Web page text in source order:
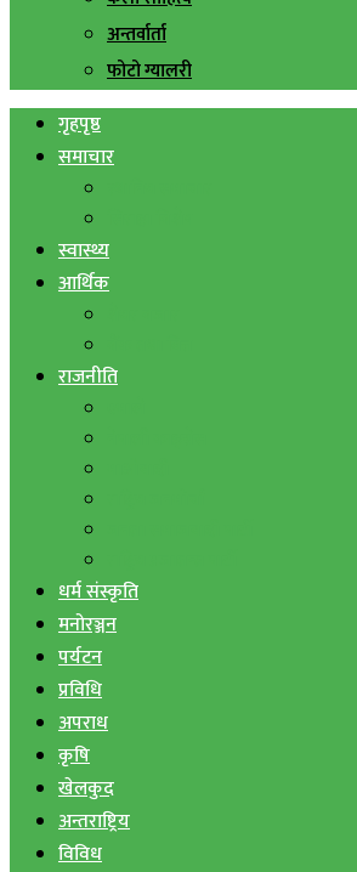
अन्तर्वार्ता
फोटो ग्यालरी
गृहपृष्ठ
समाचार
स्वास्थ्य
आर्थिक
राजनीति
धर्म संस्कृति
मनोरञ्जन
पर्यटन
प्रविधि
अपराध
कृषि
खेलकुद
अन्तराष्ट्रिय
विविध